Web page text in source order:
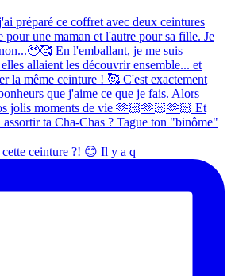
ceinture ?! 😊 Il y a q